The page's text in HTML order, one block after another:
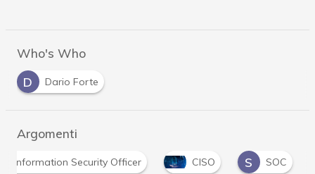
Who's Who
D
Dario Forte
Argomenti
Information Security Officer CISO S SOC